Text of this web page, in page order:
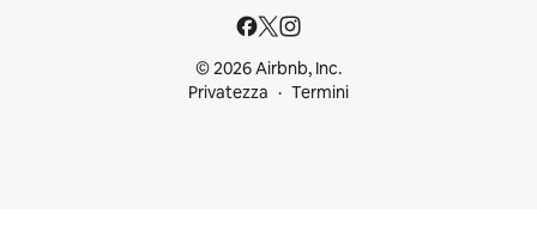
© 2026 Airbnb, Inc.
Privatezza
Termini